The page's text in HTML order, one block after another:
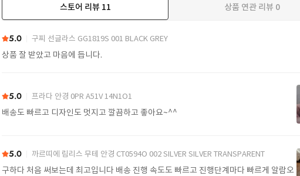
스토어 리뷰 11 상품 연관 리뷰 0
5.0 구찌 선글라스 GG1819S 001 BLACK GREY
상품 잘 받았고 마음에 듭니다.
5.0 프라다 안경 0PR A51V 14N1O1
배송도 빠르고 디자인도 멋지고 깔끔하고 좋아요~^^
5.0 까르띠에 림리스 무테 안경 CT0594O 002 SILVER SILVER TRANSPARENT
구하다 처음 써보는데 최고입니다 배송 진행 속도도 빠르고 진행단계마다 빠르게 알람오